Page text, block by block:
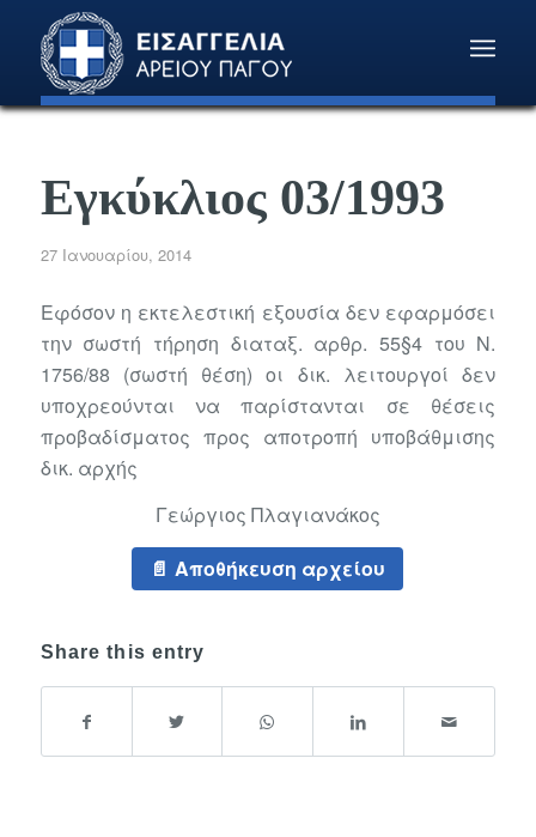
Εγκύκλιος 03/1993
27 Ιανουαρίου, 2014
Εφόσον η εκτελεστική εξουσία δεν εφαρμόσει
την σωστή τήρηση διαταξ. αρθρ. 55§4 του Ν.
1756/88 (σωστή θέση) οι δικ. λειτουργοί δεν
υποχρεούνται να παρίστανται σε θέσεις
προβαδίσματος προς αποτροπή υποβάθμισης
δικ. αρχής
Γεώργιος Πλαγιανάκος
Αποθήκευση αρχείου
Share this entry